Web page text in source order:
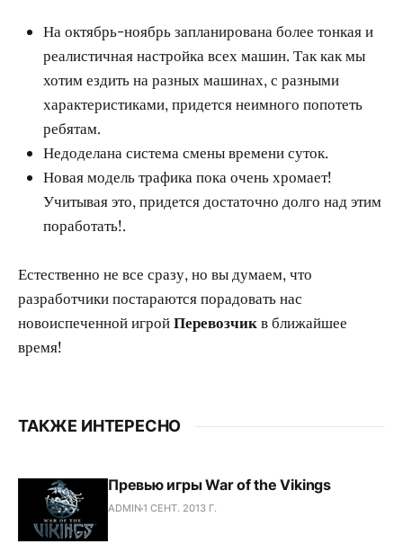
На октябрь-ноябрь запланирована более тонкая и
реалистичная настройка всех машин. Так как мы
хотим ездить на разных машинах, с разными
характеристиками, придется неимного попотеть
ребятам.
Недоделана система смены времени суток.
Новая модель трафика пока очень хромает!
Учитывая это, придется достаточно долго над этим
поработать!.
Естественно не все сразу, но вы думаем, что
разработчики постараются порадовать нас
новоиспеченной игройПеревозчикв ближайшее
время!
ТАКЖЕ ИНТЕРЕСНО
Превью игры War of the Vikings
ADMIN1 СЕНТ. 2013 Г.